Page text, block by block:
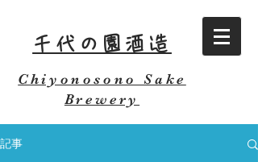
千代の園酒造
Chiyonosono Sake
Brewery
記事